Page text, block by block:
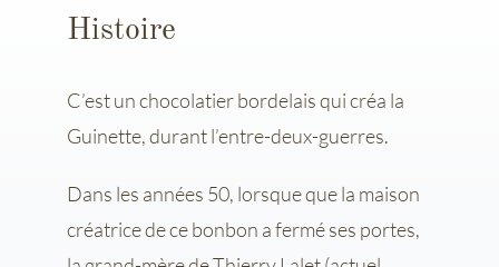
Histoire
C’est un chocolatier bordelais qui créa la
Guinette, durant l’entre-deux-guerres.
Dans les années 50, lorsque que la maison
créatrice de ce bonbon a fermé ses portes,